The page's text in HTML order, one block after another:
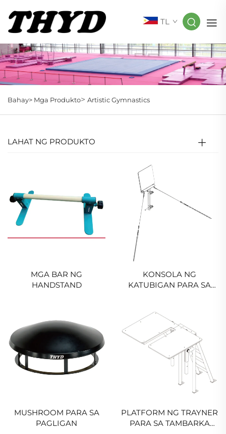
TL
Bahay> Mga Produkto> Artistic Gymnastics
LAHAT NG PRODUKTO
MGA BAR NG
HANDSTAND
KONSOLA NG
KATUBIGAN PARA SA
MUSHROOM PARA SA
PAGLIGAN
PLATFORM NG TRAYNER
PARA SA TAMBARKA